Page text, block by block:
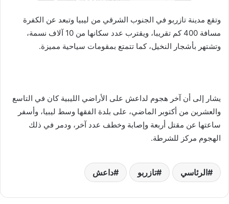
وتقع مدينة تازربو في الجنوب الشرقي من ليبيا وتبعد عن الكفرة
مسافة 400 كم تقريبا، ويقترب عدد سكانها من 10 آلاف نسمة،
وتشتهر بأشجار النخيل، كما تتمتع بمقومات سياحية مميزة.
يشار إلى أن آخر هجوم لداعش على الأراضي الليبية كان في التاسع
والعشرين من أكتوبر الماضي، على بلدة الفقها وسط ليبيا، وأسفر
ساعتها عن مقتل أربعة وإصابة وخطف عدد آخر، ودمر في ذلك
الهجوم مركز للشرطة.
الرئاسي تازربو داعش